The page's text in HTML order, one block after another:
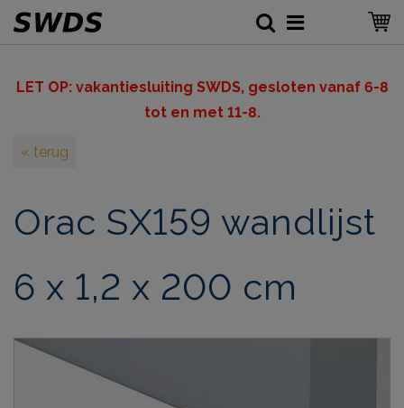
LET OP: vakantiesluiting SWDS, gesloten vanaf 6-8
tot en met 11-8.
« terug
Orac SX159 wandlijst
6 x 1,2 x 200 cm